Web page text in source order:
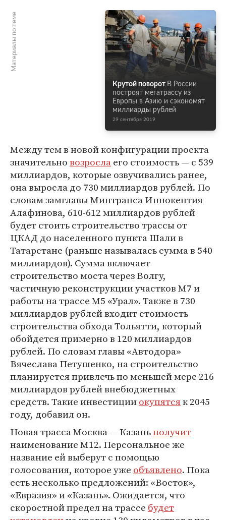
Материалы по теме
Крутой поворот В России
построят мегатрассу из
Европы в Азию и сэкономят
миллиарды рублей
29 сентября 2019
Между тем в новой конфигурации проекта
значительновозрослаего стоимость — с 539
миллиардов, которые озвучивались ранее,
она выросла до 730 миллиардов рублей. По
словам замглавы Минтранса Иннокентия
Алафинова, 610-612 миллиардов рублей
будет стоить строительство трассы от
ЦКАД до населенного пункта Шали в
Татарстане (раньше называлась сумма в 540
миллиардов). Сумма включает
строительство моста через Волгу,
частичную реконструкции участков М7 и
работы на трассе М5 «Урал». Также в 730
миллиардов рублей входит стоимость
строительства обхода Тольятти, который
обойдется примерно в 120 миллиардов
рублей. По словам главы «Автодора»
Вячеслава Петушенко, на строительство
планируется привлечь по меньшей мере 216
миллиардов рублей внебюджетных
средств. Такие инвестицииокупятсяк 2045
году, добавил он.
Новая трасса Москва — Казаньполучит
наименование М12. Персональное же
название ей выберут с помощью
голосования, которое уже объявлено. Пока
есть несколько предложений: «Восток»,
«Евразия» и «Казань». Ожидается, что
скоростной предел на трассе будет